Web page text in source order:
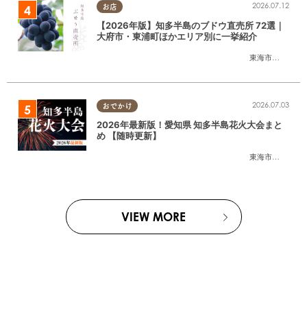
お店
東海市
,大府市
2026.07.12
【2026年版】知多半島のブドウ直売所 72選｜
大府市・東浦町ほかエリア別に一挙紹介
おでかけ
東海市
,大府市
2026.07.03
2026年最新版！愛知県 知多半島花火大会まと
め 【随時更新】
VIEW MORE